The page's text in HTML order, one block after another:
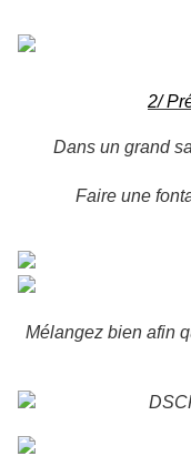
2/
Dans un grand
Faire une
Mélangez bien afin